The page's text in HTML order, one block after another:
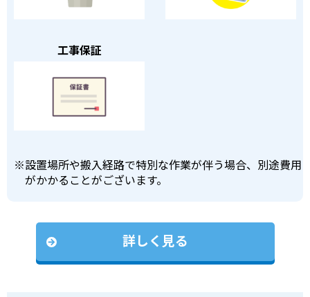
工事保証
※設置場所や搬入経路で特別な作業が伴う場合、別途費用
がかかることがございます。
詳しく見る